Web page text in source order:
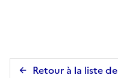
Retour à la liste